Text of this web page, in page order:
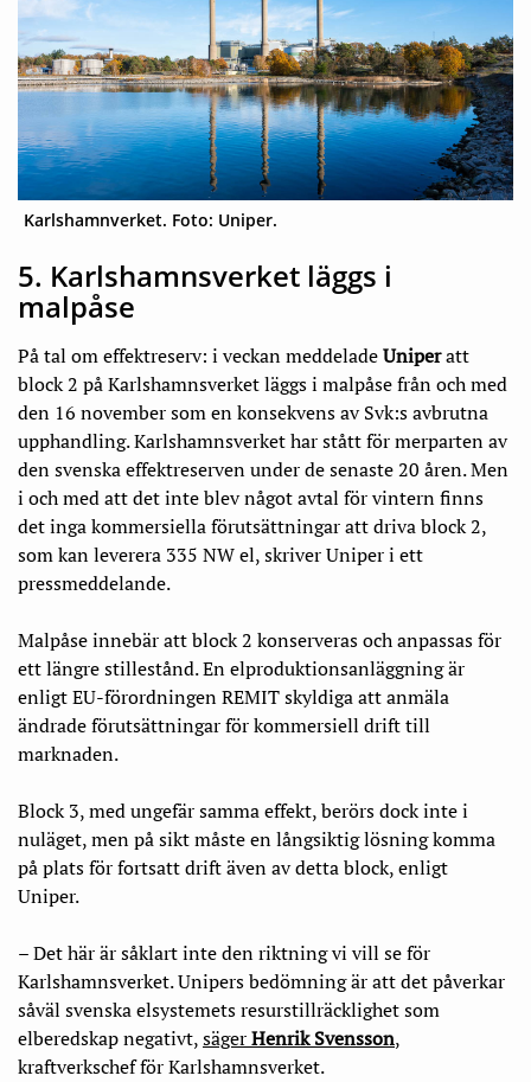
Karlshamnverket. Foto: Uniper.
5. Karlshamnsverket läggs i
malpåse
På tal om effektreserv: i veckan meddeladeUniperatt
block 2 på Karlshamnsverket läggs i malpåse från och med
den 16 november som en konsekvens av Svk:s avbrutna
upphandling. Karlshamnsverket har stått för merparten av
den svenska effektreserven under de senaste 20 åren. Men
i och med att det inte blev något avtal för vintern finns
det inga kommersiella förutsättningar att driva block 2,
som kan leverera 335 NW el, skriver Uniper i ett
pressmeddelande.
Malpåse innebär att block 2 konserveras och anpassas för
ett längre stillestånd. En elproduktionsanläggning är
enligt EU-förordningen REMIT skyldiga att anmäla
ändrade förutsättningar för kommersiell drift till
marknaden.
Block 3, med ungefär samma effekt, berörs dock inte i
nuläget, men på sikt måste en långsiktig lösning komma
på plats för fortsatt drift även av detta block, enligt
Uniper.
– Det här är såklart inte den riktning vi vill se för
Karlshamnsverket. Unipers bedömning är att det påverkar
såväl svenska elsystemets resurstillräcklighet som
elberedskap negativt,sägerHenrik Svensson,
kraftverkschef för Karlshamnsverket.